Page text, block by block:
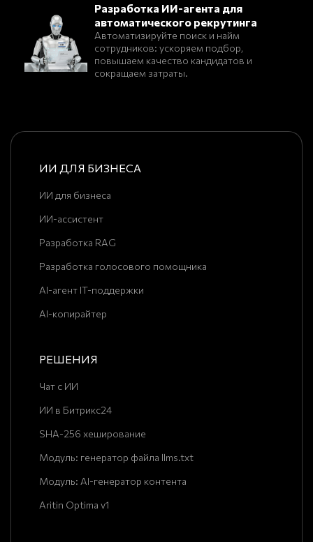
Разработка ИИ-агента для
автоматического рекрутинга
Автоматизируйте поиск и найм
сотрудников: ускоряем подбор,
повышаем качество кандидатов и
сокращаем затраты.
ИИ ДЛЯ БИЗНЕСА
ИИ для бизнеса
ИИ-ассистент
Разработка RAG
Разработка голосового помощника
AI-агент IT-поддержки
AI-копирайтер
РЕШЕНИЯ
Чат с ИИ
ИИ в Битрикс24
SHA-256 хеширование
Модуль: генератор файла llms.txt
Модуль: AI-генератор контента
Aritin Optima v1